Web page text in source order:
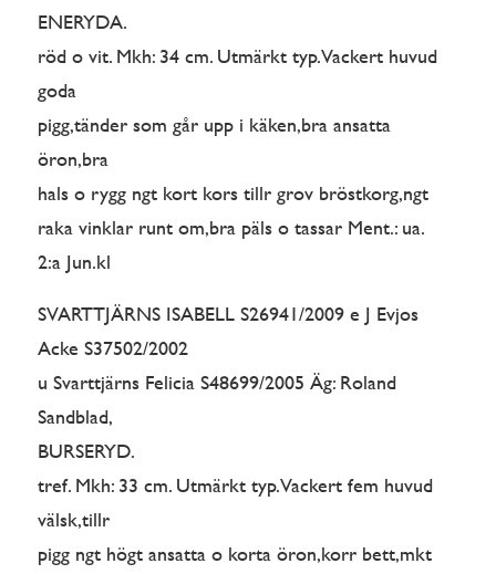
ENERYDA.
röd o vit. Mkh: 34 cm. Utmärkt typ. Vackert huvud
goda
pigg,tänder som går upp i käken,bra ansatta
öron,bra
hals o rygg ngt kort kors tillr grov bröstkorg,ngt
raka vinklar runt om,bra päls o tassar Ment.: ua.
2:a Jun.kl
SVARTTJÄRNS ISABELL S26941/2009 e J Evjos
Acke S37502/2002
u Svarttjärns Felicia S48699/2005 Äg: Roland
Sandblad,
BURSERYD.
tref. Mkh: 33 cm. Utmärkt typ. Vackert fem huvud
välsk,tillr
pigg ngt högt ansatta o korta öron,korr bett,mkt